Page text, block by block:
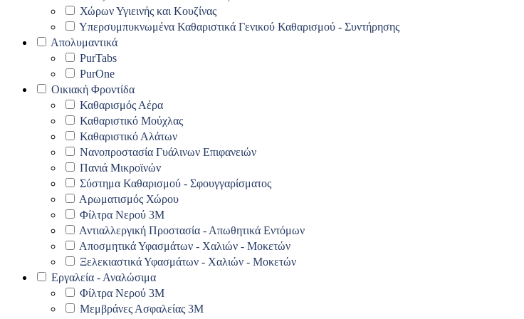
Χώρων Υγιεινής και Κουζίνας
Υπερσυμπυκνωμένα Καθαριστικά Γενικού Καθαρισμού - Συντήρησης
Απολυμαντικά
PurTabs
PurOne
Οικιακή Φροντίδα
Καθαρισμός Αέρα
Καθαριστικό Μούχλας
Καθαριστικό Αλάτων
Νανοπροστασία Γυάλινων Επιφανειών
Πανιά Μικροϊνών
Σύστημα Καθαρισμού - Σφουγγαρίσματος
Αρωματισμός Χώρου
Φίλτρα Νερού 3Μ
Αντιαλλεργική Προστασία - Απωθητικά Εντόμων
Αποσμητικά Υφασμάτων - Χαλιών - Μοκετών
Ξελεκιαστικά Υφασμάτων - Χαλιών - Μοκετών
Εργαλεία - Αναλώσιμα
Φίλτρα Νερού 3Μ
Μεμβράνες Ασφαλείας 3Μ